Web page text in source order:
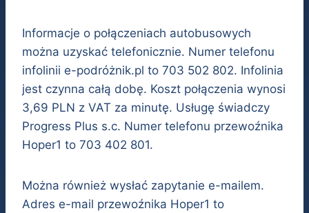
Informacje o połączeniach autobusowych
można uzyskać telefonicznie. Numer telefonu
infolinii e-podróżnik.pl to 703 502 802. Infolinia
jest czynna całą dobę. Koszt połączenia wynosi
3,69 PLN z VAT za minutę. Usługę świadczy
Progress Plus s.c. Numer telefonu przewoźnika
Hoper1 to 703 402 801.
Można również wysłać zapytanie e-mailem.
Adres e-mail przewoźnika Hoper1 to